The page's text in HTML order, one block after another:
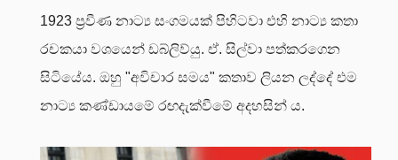
1923 ප්‍රවීණ නාට්‍ය සංගමයක් පිහිටවා එහි නාට්‍ය කතා
රචකයා වශයෙන් ඩබ්ලිව්යු. ඒ. සිල්වා පත්කරගෙන
සිටියේය. ඔහු "අවිචාර සමය" කතාව ලියන ලද්දේ එම
නාට්‍ය කණ්ඩායමේ රඟදැක්වීමේ අදහසින් ය.